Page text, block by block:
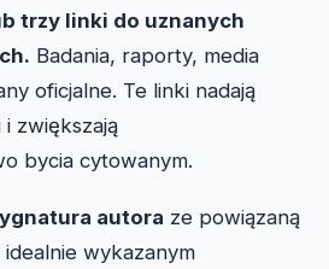
trzy linki do uznanych
Badania, raporty, media
oficjalne. Te linki nadają
zwiększają
bycia cytowanym.
autora ze powiązaną
wykazanym